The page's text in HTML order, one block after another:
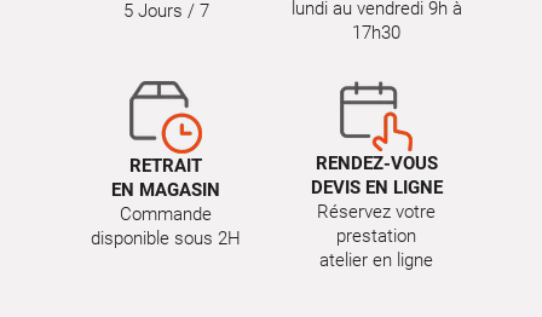
5 Jours / 7
lundi au vendredi 9h à
17h30
RETRAIT
EN MAGASIN
Commande
disponible sous 2H
RENDEZ-VOUS
DEVIS EN LIGNE
Réservez votre
prestation
atelier en ligne